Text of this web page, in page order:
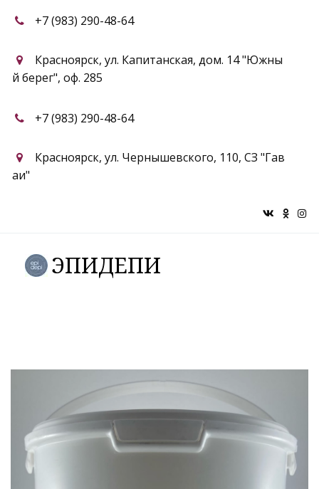
+7 (983) 290-48-64
Красноярск, ул. Капитанская, дом. 14 "Южны
й берег", оф. 285
+7 (983) 290-48-64
Красноярск, ул. Чернышевского, 110, СЗ "Гав
аи"
ЭПИДЕПИ